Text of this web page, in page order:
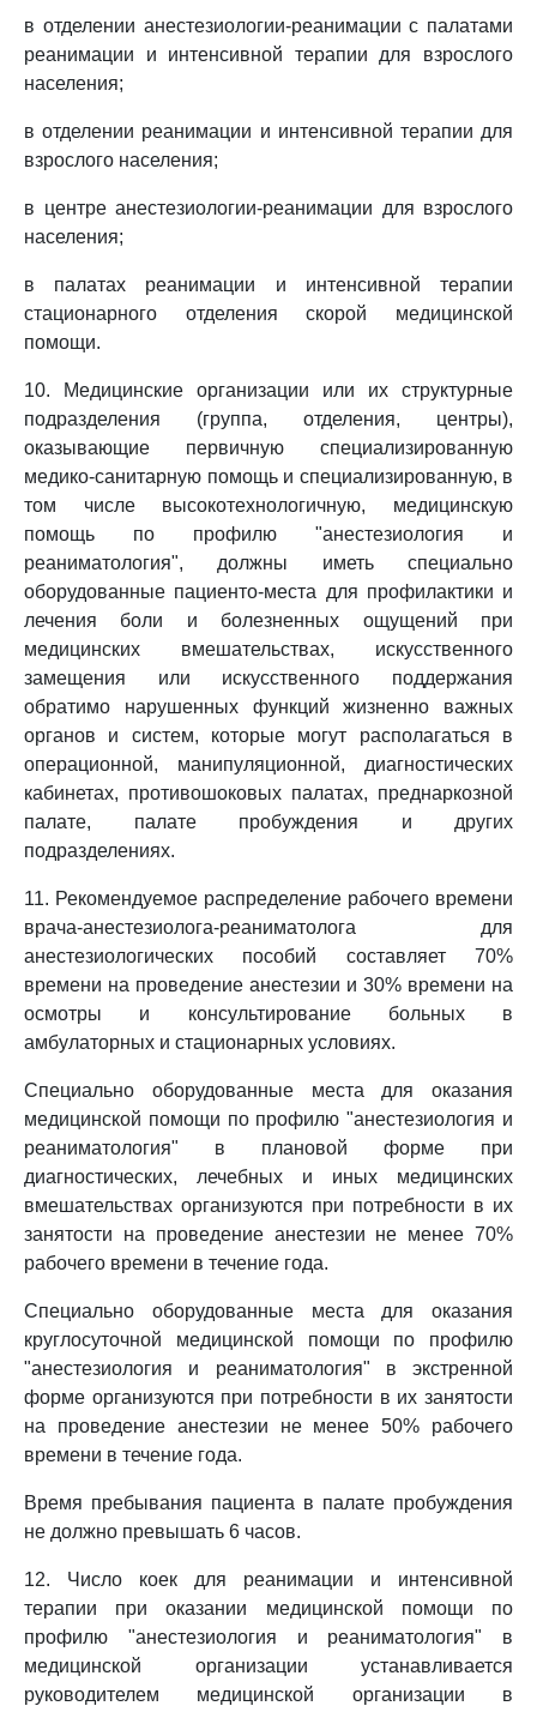
в отделении анестезиологии-реанимации с палатами
реанимации и интенсивной терапии для взрослого
населения;
в отделении реанимации и интенсивной терапии для
взрослого населения;
в центре анестезиологии-реанимации для взрослого
населения;
в палатах реанимации и интенсивной терапии
стационарного отделения скорой медицинской
помощи.
10. Медицинские организации или их структурные
подразделения (группа, отделения, центры),
оказывающие первичную специализированную
медико-санитарную помощь и специализированную, в
том числе высокотехнологичную, медицинскую
помощь по профилю "анестезиология и
реаниматология", должны иметь специально
оборудованные пациенто-места для профилактики и
лечения боли и болезненных ощущений при
медицинских вмешательствах, искусственного
замещения или искусственного поддержания
обратимо нарушенных функций жизненно важных
органов и систем, которые могут располагаться в
операционной, манипуляционной, диагностических
кабинетах, противошоковых палатах, преднаркозной
палате, палате пробуждения и других
подразделениях.
11. Рекомендуемое распределение рабочего времени
врача-анестезиолога-реаниматолога для
анестезиологических пособий составляет 70%
времени на проведение анестезии и 30% времени на
осмотры и консультирование больных в
амбулаторных и стационарных условиях.
Специально оборудованные места для оказания
медицинской помощи по профилю "анестезиология и
реаниматология" в плановой форме при
диагностических, лечебных и иных медицинских
вмешательствах организуются при потребности в их
занятости на проведение анестезии не менее 70%
рабочего времени в течение года.
Специально оборудованные места для оказания
круглосуточной медицинской помощи по профилю
"анестезиология и реаниматология" в экстренной
форме организуются при потребности в их занятости
на проведение анестезии не менее 50% рабочего
времени в течение года.
Время пребывания пациента в палате пробуждения
не должно превышать 6 часов.
12. Число коек для реанимации и интенсивной
терапии при оказании медицинской помощи по
профилю "анестезиология и реаниматология" в
медицинской организации устанавливается
руководителем медицинской организации в